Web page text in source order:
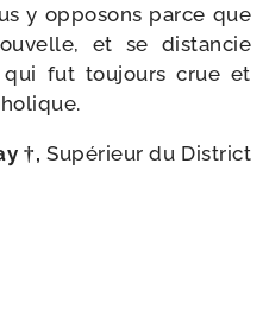
y oppo­sons parce que
et se dis­tan­cie
fut tou­jours crue et
†, Supérieur du District